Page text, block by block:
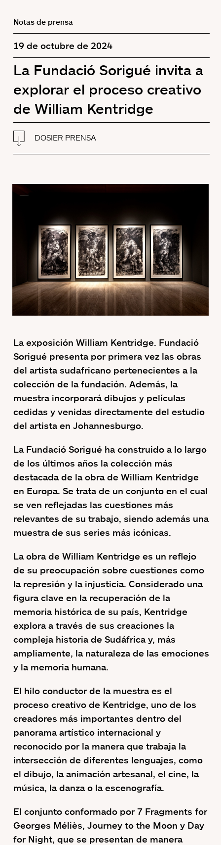
Notas de prensa
19 de octubre de 2024
La Fundació Sorigué invita a
explorar el proceso creativo
de William Kentridge
DOSIER PRENSA
La exposición William Kentridge. Fundació
Sorigué presenta por primera vez las obras
del artista sudafricano pertenecientes a la
colección de la fundación. Además, la
muestra incorporará dibujos y películas
cedidas y venidas directamente del estudio
del artista en Johannesburgo.
La Fundació Sorigué ha construido a lo largo
de los últimos años la colección más
destacada de la obra de William Kentridge
en Europa. Se trata de un conjunto en el cual
se ven reflejadas las cuestiones más
relevantes de su trabajo, siendo además una
muestra de sus series más icónicas.
La obra de William Kentridge es un reflejo
de su preocupación sobre cuestiones como
la represión y la injusticia. Considerado una
figura clave en la recuperación de la
memoria histórica de su país, Kentridge
explora a través de sus creaciones la
compleja historia de Sudáfrica y, más
ampliamente, la naturaleza de las emociones
y la memoria humana.
El hilo conductor de la muestra es el
proceso creativo de Kentridge, uno de los
creadores más importantes dentro del
panorama artístico internacional y
reconocido por la manera que trabaja la
intersección de diferentes lenguajes, como
el dibujo, la animación artesanal, el cine, la
música, la danza o la escenografía.
El conjunto conformado por 7 Fragments for
Georges Méliès, Journey to the Moon y Day
for Night, que se presentan de manera